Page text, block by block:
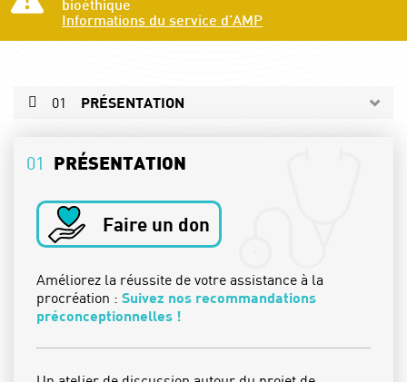
Flash infos
bioéthique
Informations du service d’AMP
01 PRÉSENTATION
03 L'ÉQUIPE PARAMÉDICALE
04 LES SPÉCIALITÉS
05
ACTUALITÉS
PRENDRE RDV
01 PRÉSENTATION
Faire un don
Améliorez la réussite de votre assistance à la
procréation : Suivez nos recommandations
préconceptionnelles !